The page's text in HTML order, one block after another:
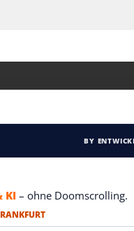
BY
KI – ohne Doomscrolling.